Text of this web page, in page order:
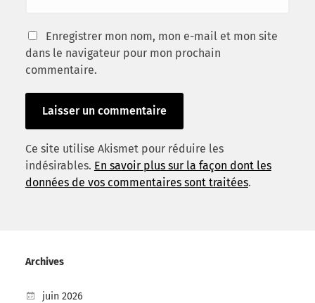
Enregistrer mon nom, mon e-mail et mon site
dans le navigateur pour mon prochain
commentaire.
Ce site utilise Akismet pour réduire les
indésirables. En savoir plus sur la façon dont les
données de vos commentaires sont traitées.
Archives
juin 2026